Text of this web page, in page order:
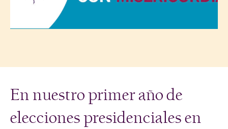
En nuestro primer año de
elecciones presidenciales en